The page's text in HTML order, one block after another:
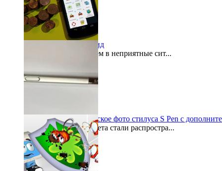
«Кошелек» на Андроид
Как часто мы попадаем в неприятные сит...
Galaxy Note 5: шпионское фото стилуса S Pen с
По просторам интернета стали распростра...
2015-07-27